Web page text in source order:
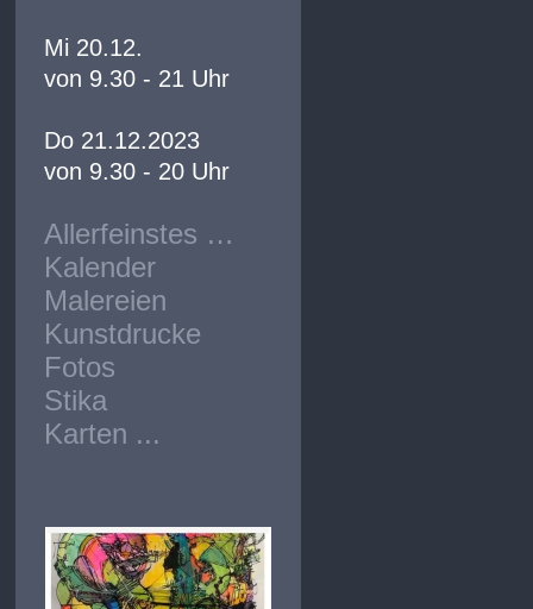
Mi 20.12.
von 9.30 - 21 Uhr
Do 21.12.2023
von 9.30 - 20 Uhr
Allerfeinstes …
Kalender
Malereien
Kunstdrucke
Fotos
Stika
Karten ...